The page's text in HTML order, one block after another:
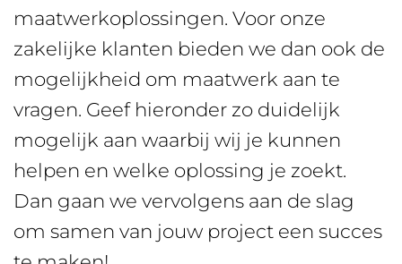
maatwerkoplossingen. Voor onze
zakelijke klanten bieden we dan ook de
mogelijkheid om maatwerk aan te
vragen. Geef hieronder zo duidelijk
mogelijk aan waarbij wij je kunnen
helpen en welke oplossing je zoekt.
Dan gaan we vervolgens aan de slag
om samen van jouw project een succes